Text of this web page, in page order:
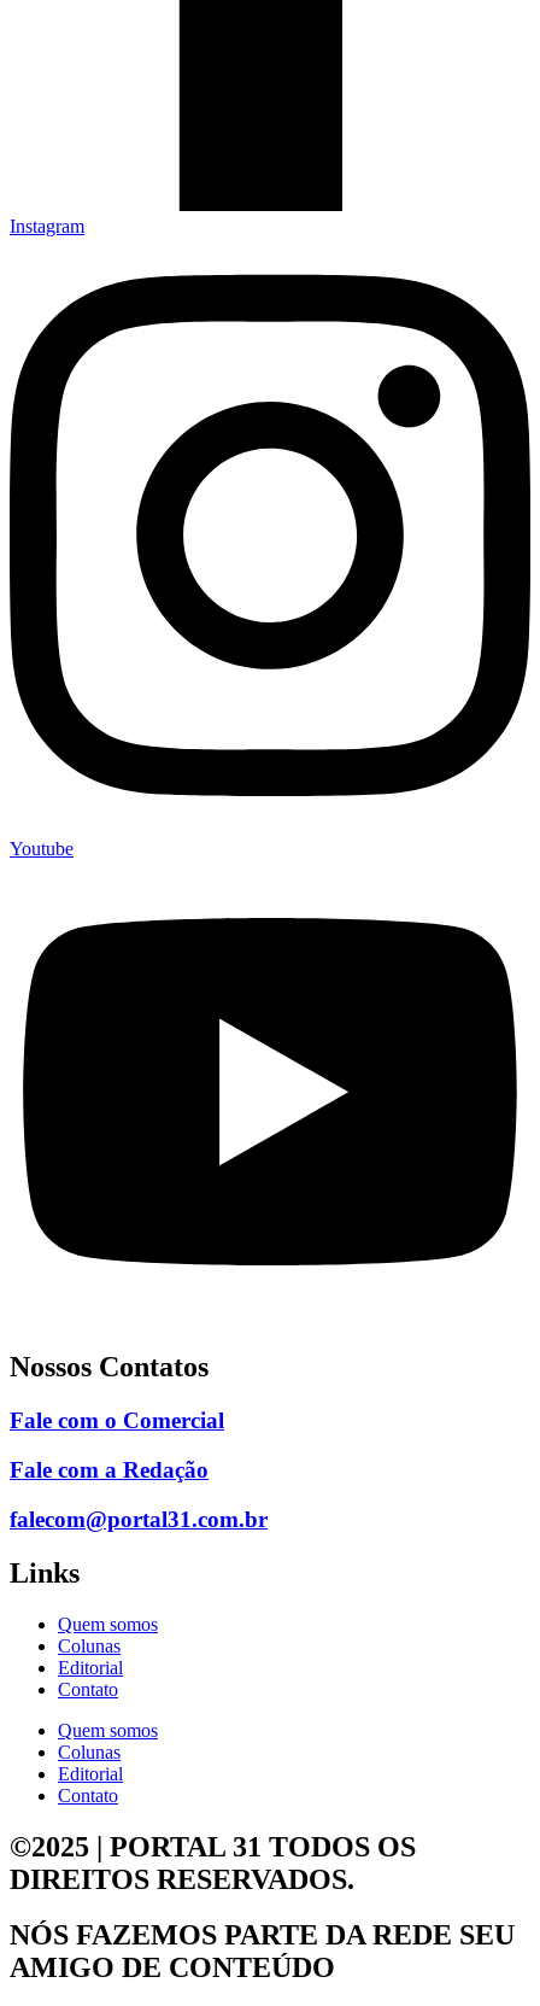
Instagram
Youtube
Nossos Contatos
Fale com o Comercial
Fale com a Redação
falecom@portal31.com.br
Links
Quem somos
Colunas
Editorial
Contato
Quem somos
Colunas
Editorial
Contato
©2025 | PORTAL 31 TODOS OS
DIREITOS RESERVADOS.
NÓS FAZEMOS PARTE DA REDE SEU
AMIGO DE CONTEÚDO